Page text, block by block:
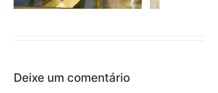
Deixe um comentário